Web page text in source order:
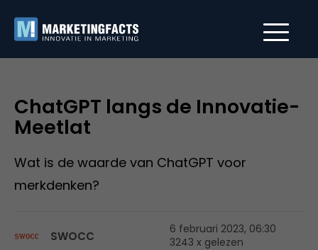
ChatGPT langs de Innovatie-
Meetlat
Wat is de waarde van ChatGPT voor
merkdenken?
SWOCC
6 februari 2023, 06:30
3243 x gelezen